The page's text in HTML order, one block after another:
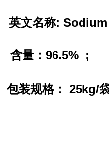
英文名称:
含量：
包装规格： 25kg/